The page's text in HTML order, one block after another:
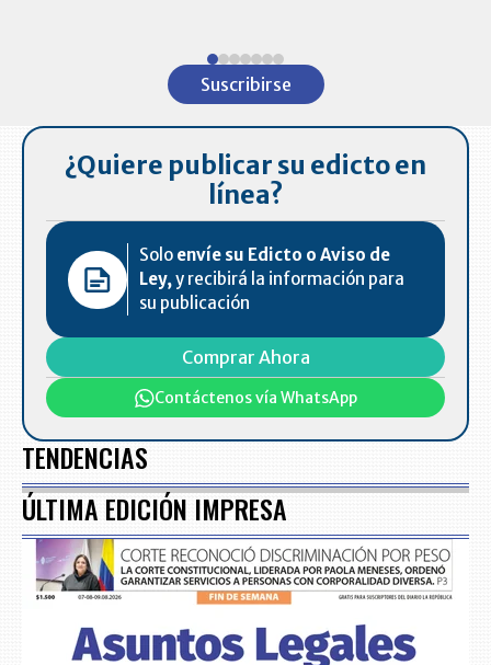
Suscribirse
¿Quiere publicar su edicto en
línea?
Solo envíe su Edicto o Aviso de
Ley,y recibirá la información para
su publicación
Comprar Ahora
Contáctenos vía WhatsApp
TENDENCIAS
ÚLTIMA EDICIÓN IMPRESA